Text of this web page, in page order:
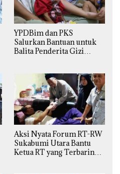
YPDBim dan PKS
Salurkan Bantuan untuk
Balita Penderita Gizi
Aksi Nyata Forum RT-RW
Sukabumi Utara Bantu
Ketua RT yang Terbaring